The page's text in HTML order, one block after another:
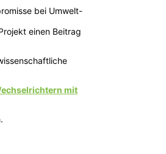
bei Umwelt-
einen Beitrag
mit